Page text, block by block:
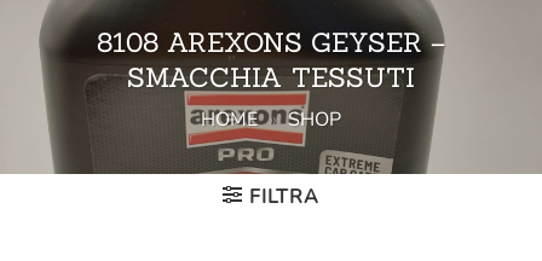
8108 AREXONS GEYSER –
SMACCHIA TESSUTI
HOME » SHOP
FILTRA